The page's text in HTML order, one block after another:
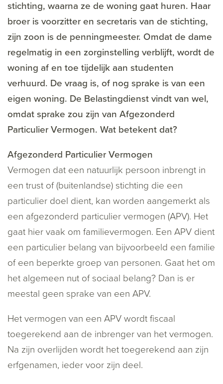
stichting, waarna ze de woning gaat huren. Haar
broer is voorzitter en secretaris van de stichting,
zijn zoon is de penningmeester. Omdat de dame
regelmatig in een zorginstelling verblijft, wordt de
woning af en toe tijdelijk aan studenten
verhuurd. De vraag is, of nog sprake is van een
eigen woning. De Belastingdienst vindt van wel,
omdat sprake zou zijn van Afgezonderd
Particulier Vermogen. Wat betekent dat?
Afgezonderd Particulier Vermogen
Vermogen dat een natuurlijk persoon inbrengt in
een trust of (buitenlandse) stichting die een
particulier doel dient, kan worden aangemerkt als
een afgezonderd particulier vermogen (APV). Het
gaat hier vaak om familievermogen. Een APV dient
een particulier belang van bijvoorbeeld een familie
of een beperkte groep van personen. Gaat het om
het algemeen nut of sociaal belang? Dan is er
meestal geen sprake van een APV.
Het vermogen van een APV wordt fiscaal
toegerekend aan de inbrenger van het vermogen.
Na zijn overlijden wordt het toegerekend aan zijn
erfgenamen, ieder voor zijn deel.